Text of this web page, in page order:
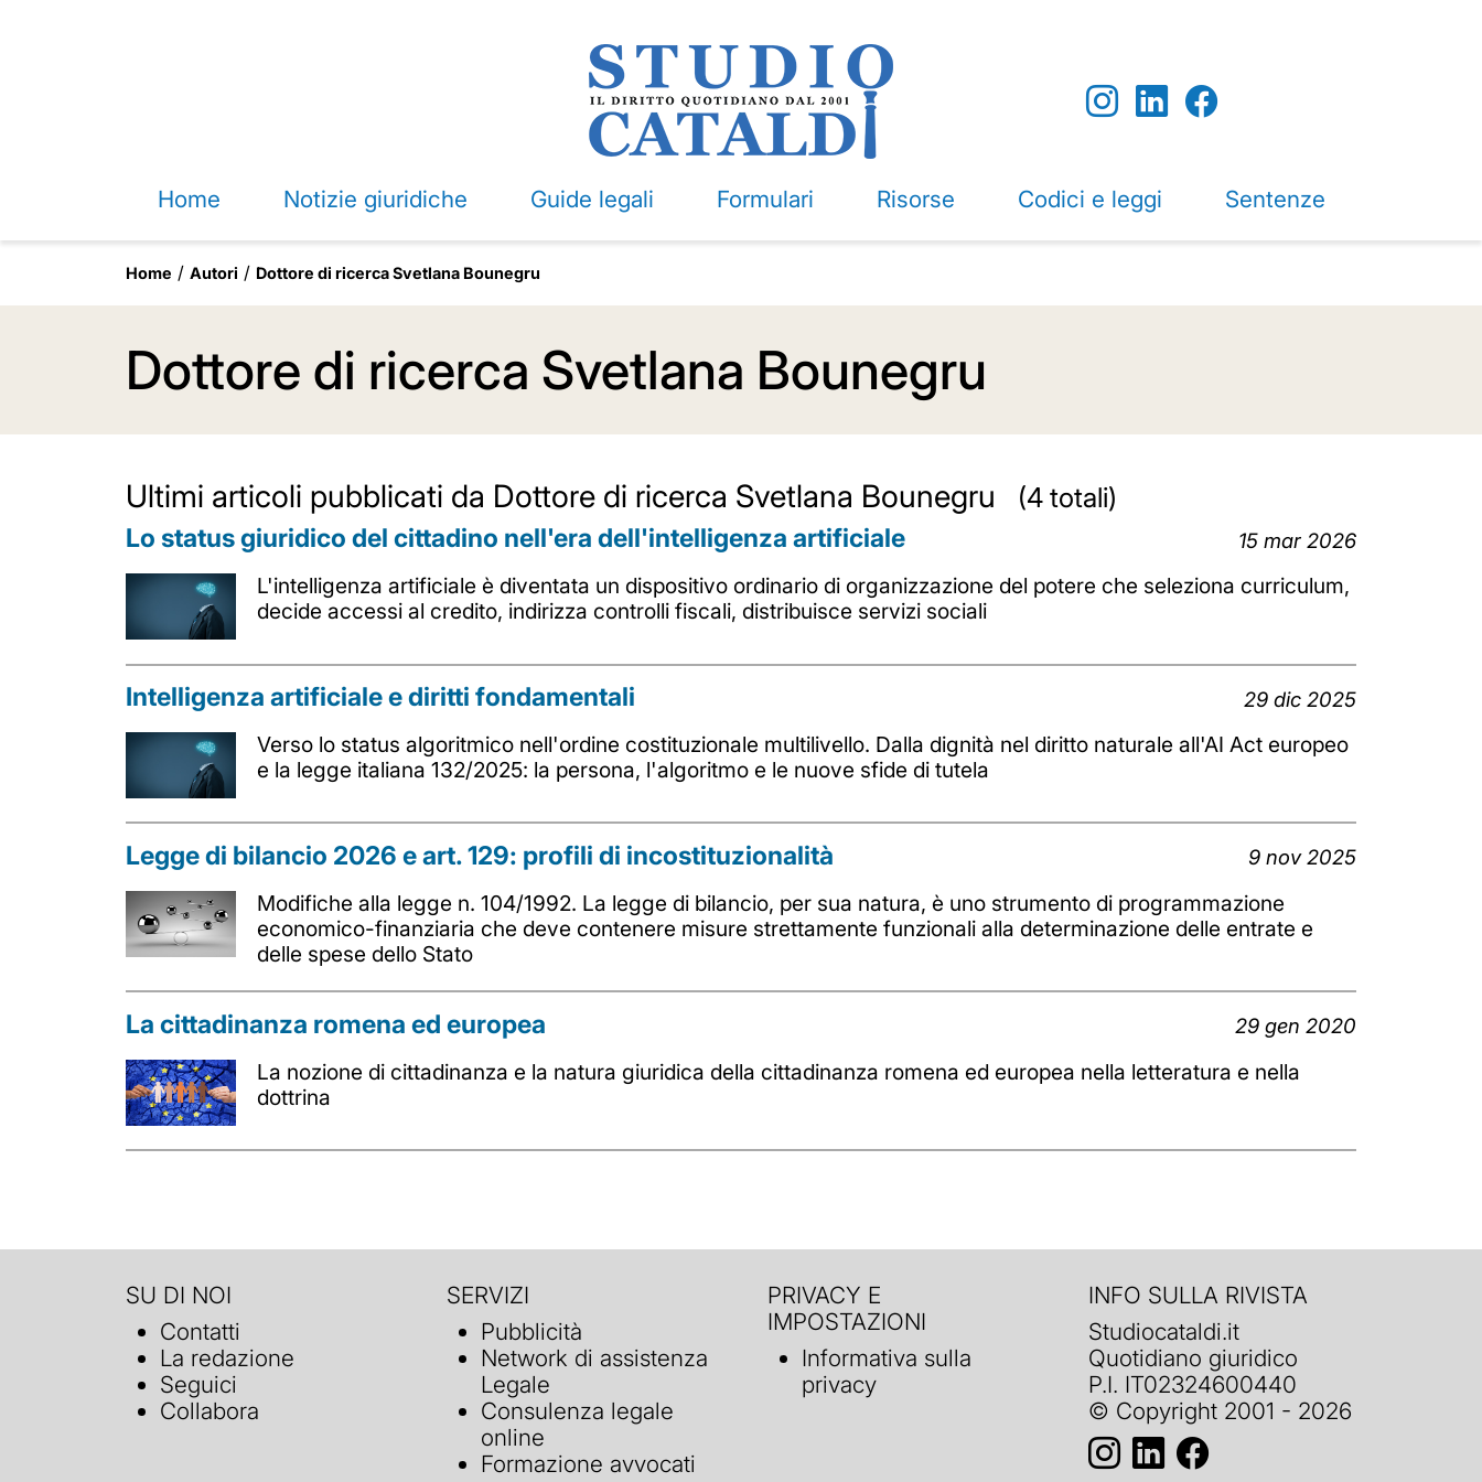
Home Notizie giuridiche Guide legali Formulari Risorse Codici e leggi Sentenze
Home Autori Dottore di ricerca Svetlana Bounegru
Dottore di ricerca Svetlana Bounegru
Ultimi articoli pubblicati da Dottore di ricerca Svetlana Bounegru (4 totali)
Lo status giuridico del cittadino nell'era dell'intelligenza artificiale 15 mar 2026
L'intelligenza artificiale è diventata un dispositivo ordinario di organizzazione del potere che seleziona curriculum,
decide accessi al credito, indirizza controlli fiscali, distribuisce servizi sociali
Intelligenza artificiale e diritti fondamentali 29 dic 2025
Verso lo status algoritmico nell'ordine costituzionale multilivello. Dalla dignità nel diritto naturale all'AI Act europeo
e la legge italiana 132/2025: la persona, l'algoritmo e le nuove sfide di tutela
Legge di bilancio 2026 e art. 129: profili di incostituzionalità 9 nov 2025
Modifiche alla legge n. 104/1992. La legge di bilancio, per sua natura, è uno strumento di programmazione
economico-finanziaria che deve contenere misure strettamente funzionali alla determinazione delle entrate e
delle spese dello Stato
La cittadinanza romena ed europea 29 gen 2020
La nozione di cittadinanza e la natura giuridica della cittadinanza romena ed europea nella letteratura e nella
dottrina
SU DI NOI
Contatti
La redazione
Seguici
Collabora
SERVIZI
Pubblicità
Network di assistenza
Legale
Consulenza legale
online
Formazione avvocati
PRIVACY E
IMPOSTAZIONI
Informativa sulla
privacy
INFO SULLA RIVISTA
Studiocataldi.it
Quotidiano giuridico
P.I. IT02324600440
© Copyright 2001 - 2026